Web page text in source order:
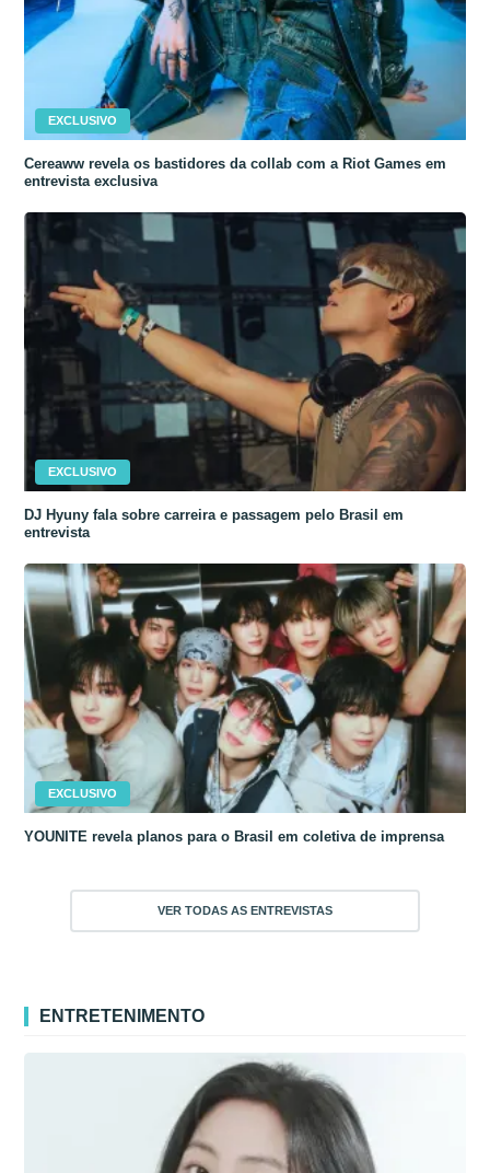
EXCLUSIVO
Cereaww revela os bastidores da collab com a Riot Games em
entrevista exclusiva
EXCLUSIVO
DJ Hyuny fala sobre carreira e passagem pelo Brasil em
entrevista
EXCLUSIVO
YOUNITE revela planos para o Brasil em coletiva de imprensa
VER TODAS AS ENTREVISTAS
ENTRETENIMENTO